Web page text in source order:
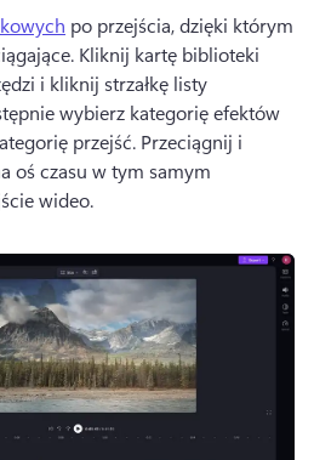
po przejścia, dzięki którym
Kliknij kartę biblioteki
i kliknij strzałkę listy
wybierz kategorię efektów
przejść. Przeciągnij i
oś czasu w tym samym
wideo.